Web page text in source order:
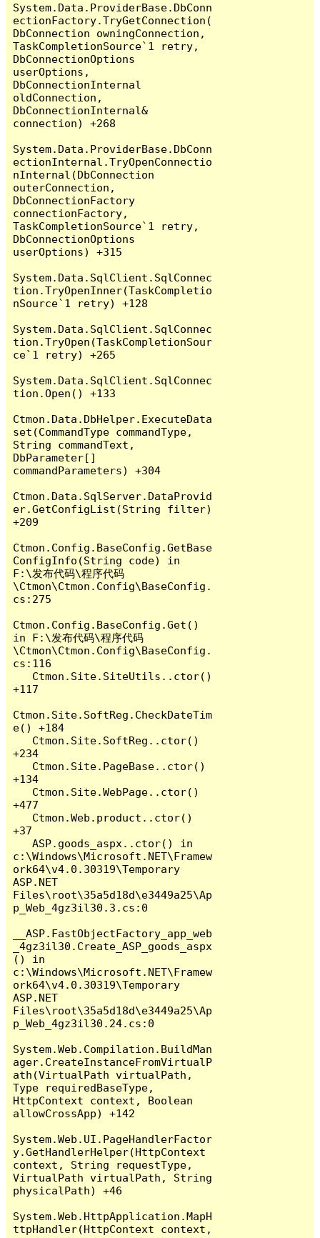
System.Data.ProviderBase.DbConn
ectionFactory.TryGetConnection(
DbConnection owningConnection,
TaskCompletionSource`1 retry,
DbConnectionOptions
userOptions,
DbConnectionInternal
oldConnection,
DbConnectionInternal&
connection) +268
System.Data.ProviderBase.DbConn
ectionInternal.TryOpenConnectio
nInternal(DbConnection
outerConnection,
DbConnectionFactory
connectionFactory,
TaskCompletionSource`1 retry,
DbConnectionOptions
userOptions) +315
System.Data.SqlClient.SqlConnec
tion.TryOpenInner(TaskCompletio
nSource`1 retry) +128
System.Data.SqlClient.SqlConnec
tion.TryOpen(TaskCompletionSour
ce`1 retry) +265
System.Data.SqlClient.SqlConnec
tion.Open() +133
Ctmon.Data.DbHelper.ExecuteData
set(CommandType commandType,
String commandText,
DbParameter[]
commandParameters) +304
Ctmon.Data.SqlServer.DataProvid
er.GetConfigList(String filter)
+209
Ctmon.Config.BaseConfig.GetBase
ConfigInfo(String code) in
F:\发布代码\程序代码
\Ctmon\Ctmon.Config\BaseConfig.
cs:275
Ctmon.Config.BaseConfig.Get()
in F:\发布代码\程序代码
\Ctmon\Ctmon.Config\BaseConfig.
cs:116
+117
Ctmon.Site.SoftReg.CheckDateTim
e() +184
+234
+134
+477
+37
   ASP.goods_aspx..ctor() in
c:\Windows\Microsoft.NET\Framew
ork64\v4.0.30319\Temporary
ASP.NET
Files\root\35a5d18d\e3449a25\Ap
p_Web_4gz3il30.3.cs:0
__ASP.FastObjectFactory_app_web
_4gz3il30.Create_ASP_goods_aspx
() in
c:\Windows\Microsoft.NET\Framew
ork64\v4.0.30319\Temporary
ASP.NET
Files\root\35a5d18d\e3449a25\Ap
p_Web_4gz3il30.24.cs:0
System.Web.Compilation.BuildMan
ager.CreateInstanceFromVirtualP
ath(VirtualPath virtualPath,
Type requiredBaseType,
HttpContext context, Boolean
allowCrossApp) +142
System.Web.UI.PageHandlerFactor
y.GetHandlerHelper(HttpContext
context, String requestType,
VirtualPath virtualPath, String
physicalPath) +46
System.Web.HttpApplication.MapH
ttpHandler(HttpContext context,